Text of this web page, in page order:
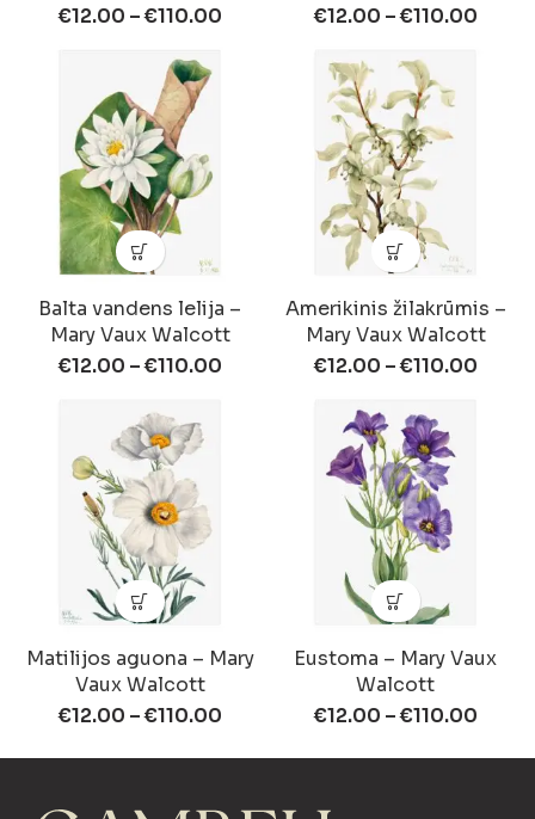
€12.00 –€110.00
€12.00 –€110.00
Balta vandens lelija –
Mary Vaux Walcott
€12.00 –€110.00
Amerikinis žilakrūmis –
Mary Vaux Walcott
€12.00 –€110.00
Matilijos aguona – Mary
Vaux Walcott
€12.00 –€110.00
Eustoma – Mary Vaux
Walcott
€12.00 –€110.00